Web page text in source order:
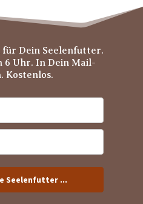
Dein Seelenfutter.
6 Uhr. In Dein Mail-
Kostenlos.
Seelenfutter ...